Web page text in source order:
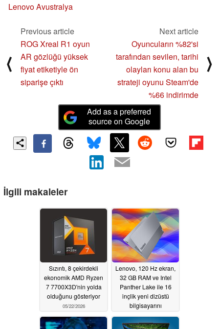
Lenovo Avustralya
⟨
Previous article
ROG Xreal R1 oyun
AR gözlüğü yüksek
fiyat etiketiyle ön
siparişe çıktı
Next article
Oyuncuların %82'si
tarafından sevilen, tarihi
olayları konu alan bu
strateji oyunu Steam'de
%66 indirimde
⟩
Add as a preferred
source on Google
İlgili makaleler
Sızıntı, 8 çekirdekli
ekonomik AMD Ryzen
7 7700X3D'nin yolda
olduğunu gösteriyor
05/22/2026
Lenovo, 120 Hz ekran,
32 GB RAM ve Intel
Panther Lake ile 16
inçlik yeni dizüstü
bilgisayarını
piyasaya sürdü